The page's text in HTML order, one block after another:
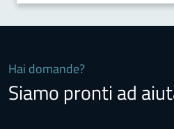
Hai domande?
Siamo pronti ad